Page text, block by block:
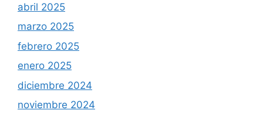
abril 2025
marzo 2025
febrero 2025
enero 2025
diciembre 2024
noviembre 2024